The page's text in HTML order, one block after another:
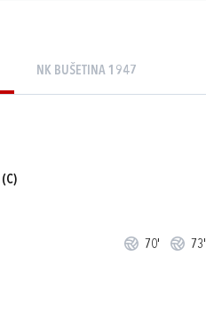
NK BUŠETINA 1947
(C)
70' 73'